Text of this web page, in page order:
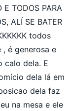
E TODOS PARA
ALÍ SE BATER
todos
é generosa e
calo dela. E
dela lá em
dela faz
na mesa e ele